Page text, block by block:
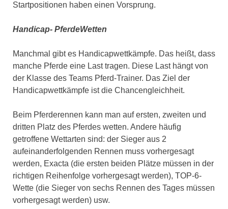
Startpositionen haben einen Vorsprung.
Handicap- PferdeWetten
Manchmal gibt es Handicapwettkämpfe. Das heißt, dass
manche Pferde eine Last tragen. Diese Last hängt von
der Klasse des Teams Pferd-Trainer. Das Ziel der
Handicapwettkämpfe ist die Chancengleichheit.
Beim Pferderennen kann man auf ersten, zweiten und
dritten Platz des Pferdes wetten. Andere häufig
getroffene Wettarten sind: der Sieger aus 2
aufeinanderfolgenden Rennen muss vorhergesagt
werden, Exacta (die ersten beiden Plätze müssen in der
richtigen Reihenfolge vorhergesagt werden), TOP-6-
Wette (die Sieger von sechs Rennen des Tages müssen
vorhergesagt werden) usw.